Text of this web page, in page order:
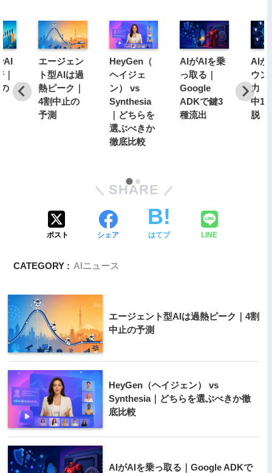
AI
エージェン
ト型AIは過
熱ピーク｜
4割中止の
予測
HeyGen（
ヘイジェ
ン） vs
Synthesia
｜どちらを
選ぶべきか
徹底比較
AIがAIを乗
っ取る｜
Google
ADKで鍵3
種流出
AIが
ウン
力｜
中19
脱
SHARE
ポスト シェア はてブ LINE
CATEGORY : AIニュース
エージェント型AIは過熱ピーク｜4割
中止の予測
HeyGen（ヘイジェン） vs
Synthesia｜どちらを選ぶべきか徹
底比較
AIがAIを乗っ取る｜Google ADKで